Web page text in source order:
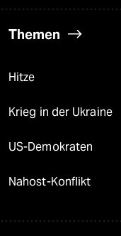
Themen
Hitze
Krieg in der Ukraine
US-Demokraten
Nahost-Konflikt